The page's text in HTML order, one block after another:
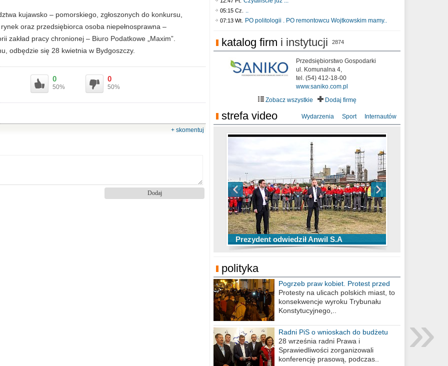
kujawsko – pomorskiego, zgłoszonych do konkursu,
oraz przedsiębiorca osoba niepełnosprawna –
zakład pracy chronionej – Biuro Podatkowe „Maxim”.
odbędzie się 28 kwietnia w Bydgoszczy.
0
50%
0
50%
+ skomentuj
05:15 Cz. ..
07:13 Wt. PO politologii . PO remontowcu Wojtkowskim mamy..
katalog firm i instytucji 2874
Przedsiębiorstwo Gospodarki
ul. Komunalna 4,
tel. (54) 412-18-00
www.saniko.com.pl
Zobacz wszystkie
Dodaj firmę
strefa video Wydarzenia Sport Internautów
Prezydent odwiedził Anwil S.A
TOP 10 przechwytów Anwilu Włocławek
w EBL w sezonie 2019/2020
TOP 5 rzutów Anwilu Włocławek w BCL
w sezonie 2019/2020
Ni To Ponk - W oczach mamy strach
sixf33t .Last Year DRONE FOOTAGE
Włocławek
XXIII Sesja Rady Miasta Włocławek VIII
kadencji w dniu 09.06.2020 r.
polityka
Pogrzeb praw kobiet. Protest przed
biurem poselskim PiS
Protesty na ulicach polskich miast, to
konsekwencje wyroku Trybunału
Konstytucyjnego,..
Radni PiS o wnioskach do budżetu
miasta na 2021 rok
28 września radni Prawa i
Sprawiedliwości zorganizowali
konferencję prasową, podczas..
»